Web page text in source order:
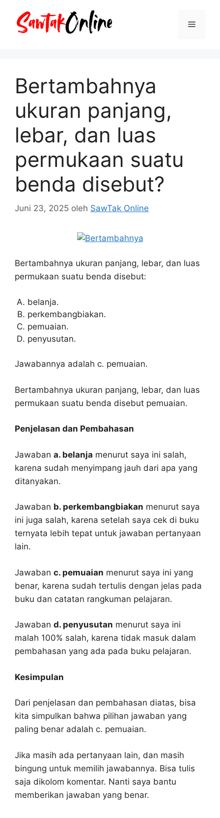
Menu
Bertambahnya
ukuran panjang,
lebar, dan luas
permukaan suatu
benda disebut?
Juni 23, 2025 oleh SawTak Online
Bertambahnya ukuran panjang, lebar, dan luas
permukaan suatu benda disebut:
belanja.
perkembangbiakan.
pemuaian.
penyusutan.
Jawabannya adalah c. pemuaian.
Bertambahnya ukuran panjang, lebar, dan luas
permukaan suatu benda disebut pemuaian.
Penjelasan dan Pembahasan
Jawaban a. belanja menurut saya ini salah,
karena sudah menyimpang jauh dari apa yang
ditanyakan.
Jawaban b. perkembangbiakan menurut saya
ini juga salah, karena setelah saya cek di buku
ternyata lebih tepat untuk jawaban pertanyaan
lain.
Jawaban c. pemuaian menurut saya ini yang
benar, karena sudah tertulis dengan jelas pada
buku dan catatan rangkuman pelajaran.
Jawaban d. penyusutan menurut saya ini
malah 100% salah, karena tidak masuk dalam
pembahasan yang ada pada buku pelajaran.
Kesimpulan
Dari penjelasan dan pembahasan diatas, bisa
kita simpulkan bahwa pilihan jawaban yang
paling benar adalah c. pemuaian.
Jika masih ada pertanyaan lain, dan masih
bingung untuk memilih jawabannya. Bisa tulis
saja dikolom komentar. Nanti saya bantu
memberikan jawaban yang benar.